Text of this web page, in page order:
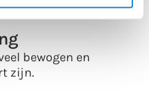
bewogen en
zijn.